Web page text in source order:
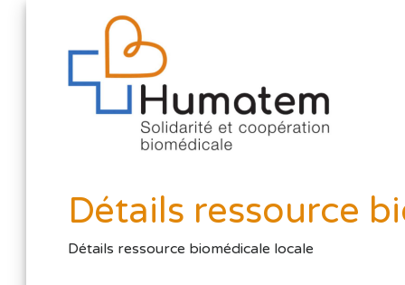
Détails ressource
Détails ressource biomédicale locale